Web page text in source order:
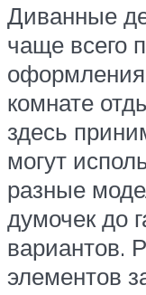
Диванные
чаще всего
оформления
комнате
здесь
могут
разные
думочек до
вариантов.
элементов